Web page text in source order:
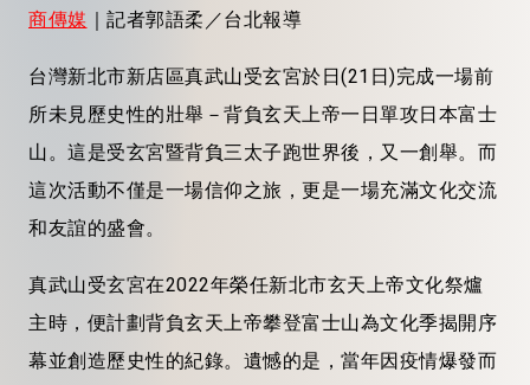
商傳媒 ｜記者郭語柔／台北報導
台灣新北市新店區真武山受玄宮於日(21日)完成一場前
所未見歷史性的壯舉－背負玄天上帝一日單攻日本富士
山。這是受玄宮暨背負三太子跑世界後，又一創舉。而
這次活動不僅是一場信仰之旅，更是一場充滿文化交流
和友誼的盛會。
真武山受玄宮在2022年榮任新北市玄天上帝文化祭爐
主時，便計劃背負玄天上帝攀登富士山為文化季揭開序
幕並創造歷史性的紀錄。遺憾的是，當年因疫情爆發而